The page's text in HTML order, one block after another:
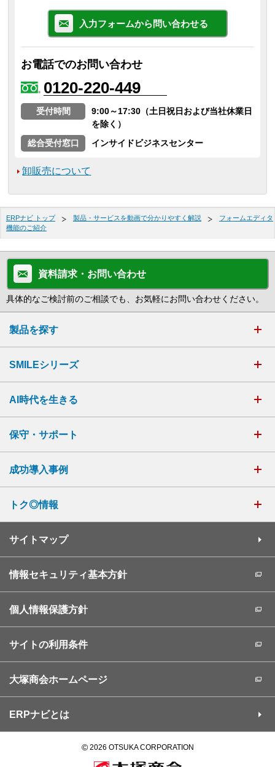
入力フォームから問い合わせる
お電話でのお問い合わせ
0120-220-449
受付時間
9:00～17:30（土日祝日および当社休業日
を除く）
総合受付窓口
インサイドビジネスセンター
卸販売について
ERPナビ トップ 製品・サービスを動画で分かりやすく解説
フォームエディタ
機能のご紹介
資料請求・お問い合わせ
具体的なご検討前のご相談でも、お気軽にお問い合わせください。
製品を探す
SMILEシリーズ
AI時代を生きる
保守・サポート
成功導入事例
トク◎情報
サイトマップ
情報セキュリティ基本方針
個人情報保護方針
サイトの利用条件
大塚商会ホームページ
ERPナビとは
©2026 OTSUKA CORPORATION